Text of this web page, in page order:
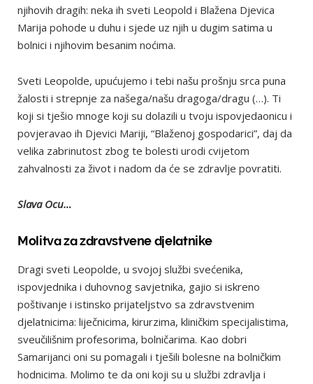
njihovih dragih: neka ih sveti Leopold i Blažena Djevica
Marija pohode u duhu i sjede uz njih u dugim satima u
bolnici i njihovim besanim noćima.
Sveti Leopolde, upućujemo i tebi našu prošnju srca puna
žalosti i strepnje za našega/našu dragoga/dragu (…). Ti
koji si tješio mnoge koji su dolazili u tvoju ispovjedaonicu i
povjeravao ih Djevici Mariji, “Blaženoj gospodarici”, daj da
velika zabrinutost zbog te bolesti urodi cvijetom
zahvalnosti za život i nadom da će se zdravlje povratiti.
Slava Ocu…
Molitva za zdravstvene djelatnike
Dragi sveti Leopolde, u svojoj službi svećenika,
ispovjednika i duhovnog savjetnika, gajio si iskreno
poštivanje i istinsko prijateljstvo sa zdravstvenim
djelatnicima: liječnicima, kirurzima, kliničkim specijalistima,
sveučilišnim profesorima, bolničarima. Kao dobri
Samarijanci oni su pomagali i tješili bolesne na bolničkim
hodnicima. Molimo te da oni koji su u službi zdravlja i